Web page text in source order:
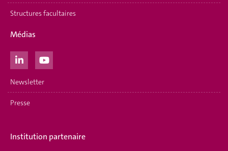
Structures facultaires
Médias
Newsletter
Presse
Institution partenaire